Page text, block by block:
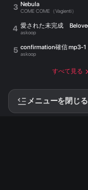
3 Nebula
COME COME（Vagienti）
4 askoop
5 confirmation確信 mp3-1
askoop
すべて見る
メニューを閉じる